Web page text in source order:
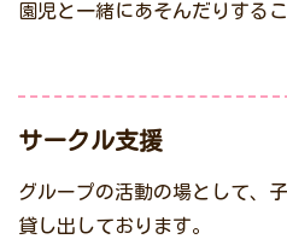
園児と一緒にあそんだりする
サークル支援
グループの活動の場として、
貸し出しております。